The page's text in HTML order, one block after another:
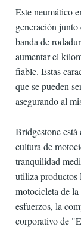
Este neumático
generación
banda de
aumentar el
fiable. Estas
que se pueden
asegurando al
Bridgestone
cultura de
tranquilidad
utiliza productos
motocicleta de
esfuerzos, la
corporativo de